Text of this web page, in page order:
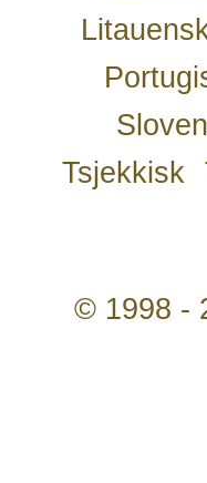
Tsjekkisk
© 1998 -